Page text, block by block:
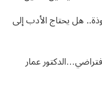
هل يحتاج الأدب إلى
عمار